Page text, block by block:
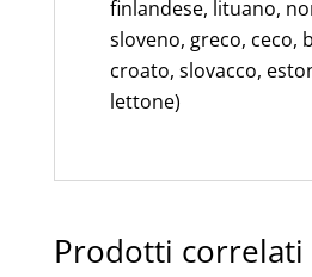
finlandese, lituano,
sloveno, greco, ceco,
croato, slovacco,
lettone)
Prodotti correlati